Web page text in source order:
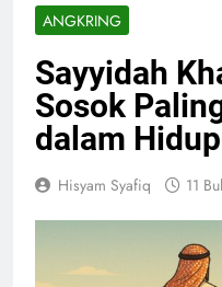
ANGKRING
Sayyidah
Sosok
dalam
Hisyam Syafiq 11